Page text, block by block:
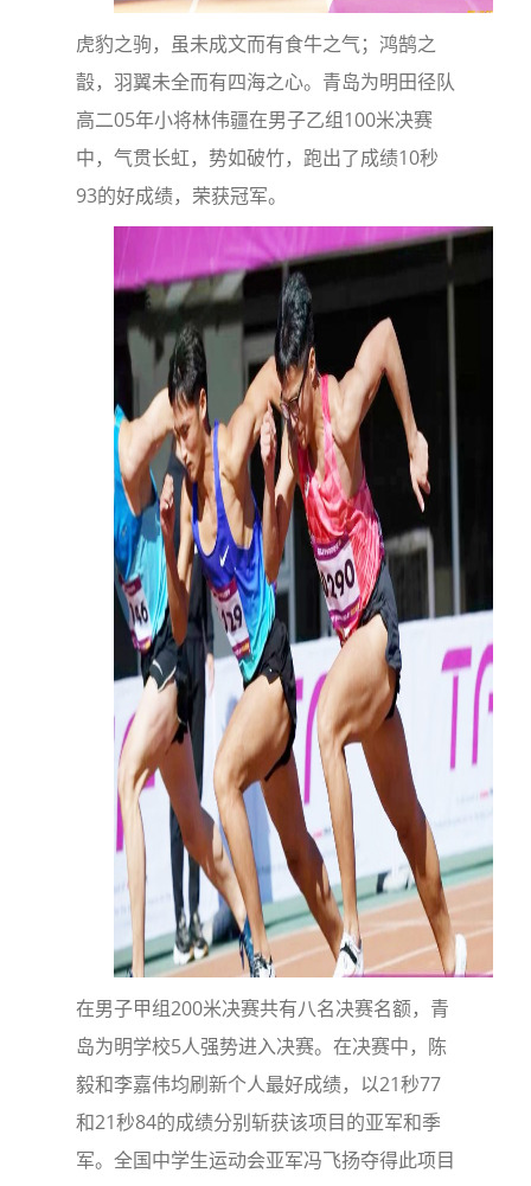
虎豹之驹，虽未成文而有食牛之气；鸿鹄之
瞉，羽翼未全而有四海之心。青岛为明田径队
高二05年小将林伟疆在男子乙组100米决赛
中，气贯长虹，势如破竹，跑出了成绩10秒
93的好成绩，荣获冠军。
在男子甲组200米决赛共有八名决赛名额，青
岛为明学校5人强势进入决赛。在决赛中，陈
毅和李嘉伟均刷新个人最好成绩，以21秒77
和21秒84的成绩分别斩获该项目的亚军和季
军。全国中学生运动会亚军冯飞扬夺得此项目